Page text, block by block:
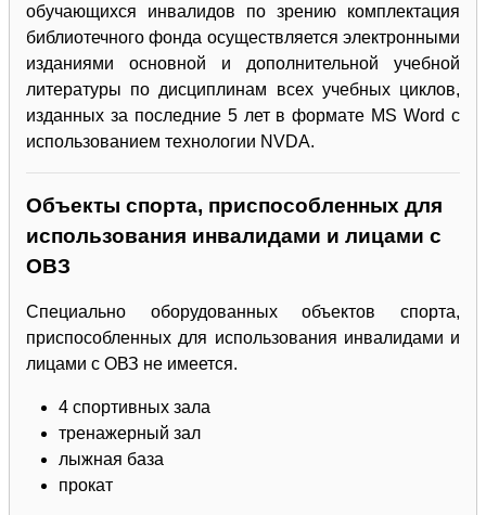
обучающихся инвалидов по зрению комплектация
библиотечного фонда осуществляется электронными
изданиями основной и дополнительной учебной
литературы по дисциплинам всех учебных циклов,
изданных за последние 5 лет в формате MS Word с
использованием технологии NVDA.
Объекты спорта, приспособленных для
использования инвалидами и лицами с
ОВЗ
Специально оборудованных объектов спорта,
приспособленных для использования инвалидами и
лицами с ОВЗ не имеется.
4 спортивных зала
тренажерный зал
лыжная база
прокат